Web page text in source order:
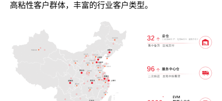
高粘性客户群体，丰富的行业客户类型。